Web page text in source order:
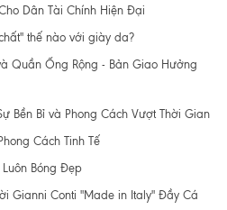
Dân Tài Chính Hiện Đại
thế nào với giày da?
Quần Ống Rộng - Bản Giao Hưởng
Bền Bỉ và Phong Cách Vượt Thời Gian
Cách Tinh Tế
Bóng Đẹp
Gianni Conti "Made in Italy" Đầy Cá